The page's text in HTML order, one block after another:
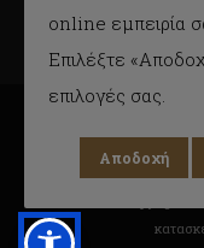
online εμπειρία
Επιλέξτε
επιλογές σας.
Αποδοχή